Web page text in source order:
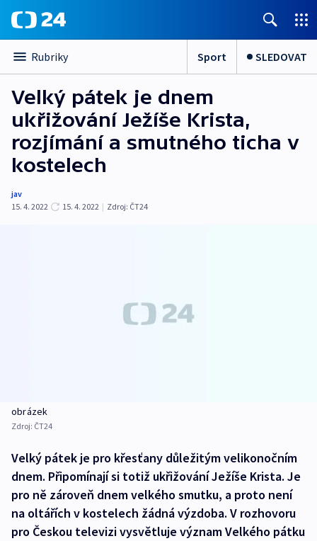
Rubriky Sport SLEDOVAT
Velký pátek je dnem
ukřižování Ježíše Krista,
rozjímání a smutného ticha v
kostelech
jav
15. 4. 2022
15. 4. 2022 | Zdroj: ČT24
obrázek
Zdroj: ČT24
Velký pátek je pro křesťany důležitým velikonočním
dnem. Připomínají si totiž ukřižování Ježíše Krista. Je
pro ně zároveň dnem velkého smutku, a proto není
na oltářích v kostelech žádná výzdoba. V rozhovoru
pro Českou televizi vysvětluje význam Velkého pátku